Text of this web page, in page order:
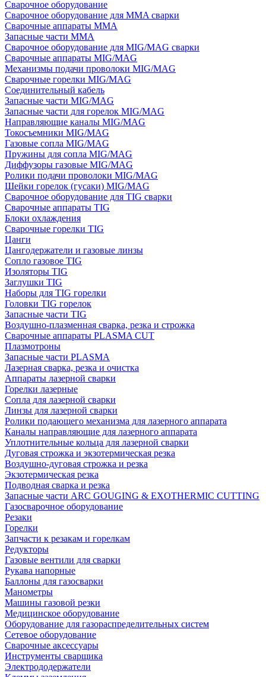
Сварочное оборудование
Сварочное оборудование для MMA сварки
Сварочные аппараты MMA
Запасные части MMA
Сварочное оборудование для MIG/MAG сварки
Сварочные аппараты MIG/MAG
Механизмы подачи проволоки MIG/MAG
Сварочные горелки MIG/MAG
Соединительный кабель
Запасные части MIG/MAG
Запасные части для горелок MIG/MAG
Направляющие каналы MIG/MAG
Токосъемники MIG/MAG
Газовые сопла MIG/MAG
Пружины для сопла MIG/MAG
Диффузоры газовые MIG/MAG
Ролики подачи проволоки MIG/MAG
Шейки горелок (гусаки) MIG/MAG
Сварочное оборудование для TIG сварки
Сварочные аппараты TIG
Блоки охлаждения
Сварочные горелки TIG
Цанги
Цангодержатели и газовые линзы
Сопло газовое TIG
Изоляторы TIG
Заглушки TIG
Наборы для TIG горелки
Головки TIG горелок
Запасные части TIG
Воздушно-плазменная сварка, резка и строжка
Сварочные аппараты PLASMA CUT
Плазмотроны
Запасные части PLASMA
Лазерная сварка, резка и очистка
Аппараты лазерной сварки
Горелки лазерные
Сопла для лазерной сварки
Линзы для лазерной сварки
Ролики подающего механизма для лазерного аппарата
Каналы направляющие для лазерного аппарата
Уплотнительные кольца для лазерной сварки
Дуговая строжка и экзотермическая резка
Воздушно-дуговая строжка и резка
Экзотермическая резка
Подводная сварка и резка
Запасные части ARC GOUGING & EXOTHERMIC CUTTING
Газосварочное оборудование
Резаки
Горелки
Запчасти к резакам и горелкам
Редукторы
Газовые вентили для сварки
Рукава напорные
Баллоны для газосварки
Манометры
Машины газовой резки
Медицинское оборудование
Оборудование для газораспределительных систем
Сетевое оборудование
Сварочные аксессуары
Инструменты сварщика
Электрододержатели